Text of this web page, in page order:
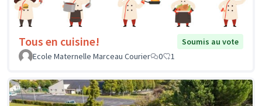
Tous en cuisine!
Soumis au vote
Ecole Maternelle Marceau Courier
0 1